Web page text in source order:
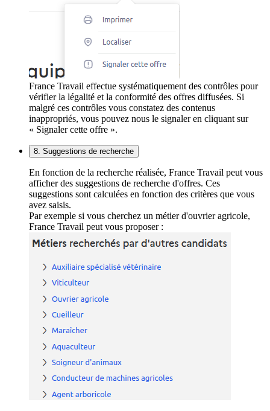
France Travail effectue systématiquement des contrôles pour
vérifier la légalité et la conformité des offres diffusées. Si
malgré ces contrôles vous constatez des contenus
inappropriés, vous pouvez nous le signaler en cliquant sur
« Signaler cette offre ».
8. Suggestions de recherche
En fonction de la recherche réalisée, France Travail peut vous
afficher des suggestions de recherche d'offres. Ces
suggestions sont calculées en fonction des critères que vous
avez saisis.
Par exemple si vous cherchez un métier d'ouvrier agricole,
France Travail peut vous proposer :